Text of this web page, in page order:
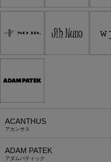
ACANTHUS
アカンサス
ADAM PATEK
アダムパティック